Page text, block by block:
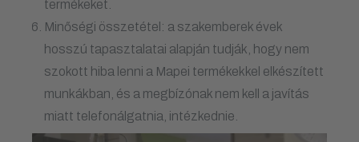
termékeket.
Minőségi összetétel: a szakemberek évek
hosszú tapasztalatai alapján tudják, hogy nem
szokott hiba lenni a Mapei termékekkel elkészített
munkákban, és a megbízónak nem kell a javítás
miatt telefonálgatnia, intézkednie.